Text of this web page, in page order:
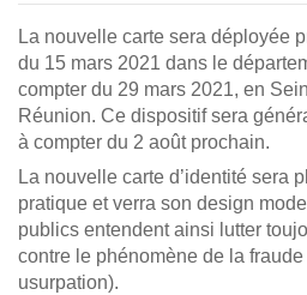
La nouvelle carte sera déployée
du 15 mars 2021 dans le
compter du 29 mars 2021, en
Réunion. Ce dispositif sera
à compter du 2 août prochain.
La nouvelle carte d’identité sera
pratique et verra son design
publics entendent ainsi lutter
contre le phénomène de la fraude
usurpation).